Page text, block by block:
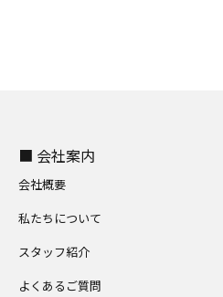
■ 会社案内
会社概要
私たちについて
スタッフ紹介
よくあるご質問